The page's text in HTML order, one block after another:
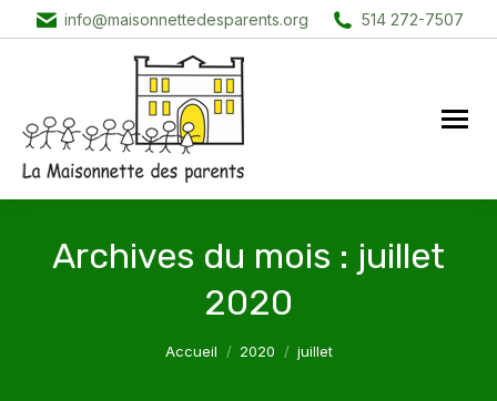
info@maisonnettedesparents.org 514 272-7507
Archives du mois : juillet
2020
Vous êtes ici :
Accueil 2020 juillet